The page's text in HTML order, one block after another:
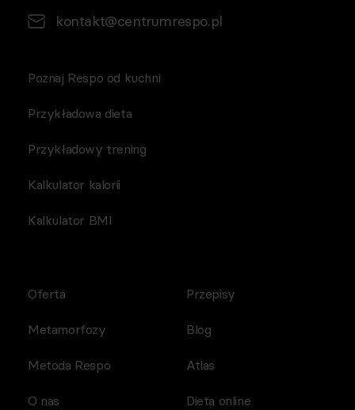
kontakt@centrumrespo.pl
Poznaj Respo od kuchni
Przykładowa dieta
Przykładowy trening
Kalkulator kalorii
Kalkulator BMI
Oferta
Metamorfozy
Metoda Respo
O nas
Przepisy
Blog
Atlas
Dieta online